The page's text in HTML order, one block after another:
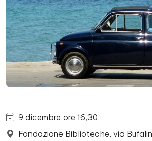
9 dicembre ore 16,30
Fondazione Biblioteche, via